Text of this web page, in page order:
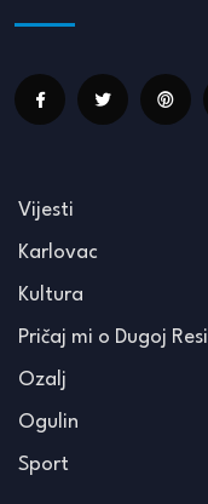
Vijesti
Karlovac
Kultura
Pričaj mi o Dugoj Resi
Ozalj
Ogulin
Sport